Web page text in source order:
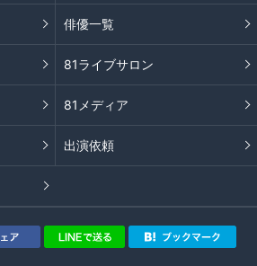
俳優一覧
81ライブサロン
81メディア
出演依頼